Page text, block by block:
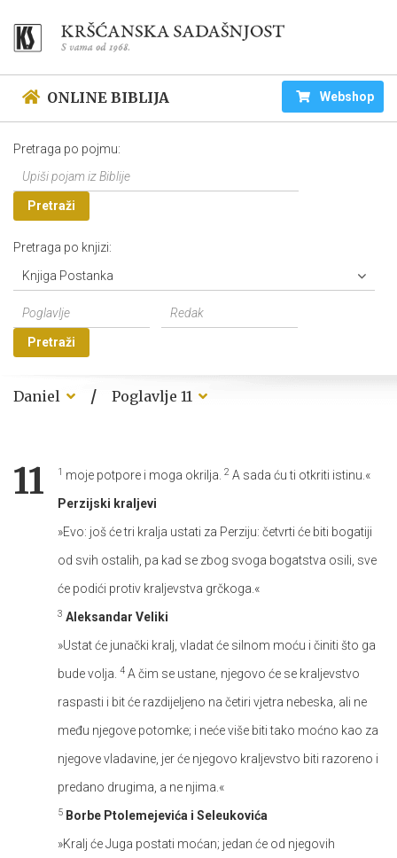
ONLINE BIBLIJA Webshop
Pretraga po pojmu:
Pretraži
Pretraga po knjizi:
Knjiga Postanka
Pretraži
Daniel / Poglavlje 11
11 1 moje potpore i moga okrilja. 2 A sada ću ti otkriti istinu.«
Perzijski kraljevi
»Evo: još će tri kralja ustati za Perziju: četvrti će biti bogatiji
od svih ostalih, pa kad se zbog svoga bogatstva osili, sve
će podići protiv kraljevstva grčkoga.«
3 Aleksandar Veliki
»Ustat će junački kralj, vladat će silnom moću i činiti što ga
bude volja. 4 A čim se ustane, njegovo će se kraljevstvo
raspasti i bit će razdijeljeno na četiri vjetra nebeska, ali ne
među njegove potomke; i neće više biti tako moćno kao za
njegove vladavine, jer će njegovo kraljevstvo biti razoreno i
predano drugima, a ne njima.«
5 Borbe Ptolemejevića i Seleukovića
»Kralj će Juga postati moćan; jedan će od njegovih